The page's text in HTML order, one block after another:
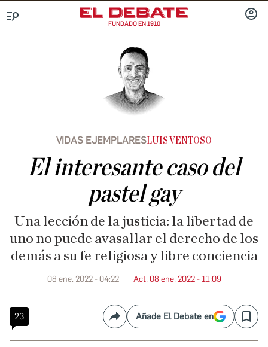
FUNDADO EN 1910
VIDAS EJEMPLARES LUIS VENTOSO
El interesante caso del
pastel gay
Una lección de la justicia: la libertad de
uno no puede avasallar el derecho de los
demás a su fe religiosa y libre conciencia
08 ene. 2022 - 04:22 Act. 08 ene. 2022 - 11:09
23 CompartirAñade El Debate en Save